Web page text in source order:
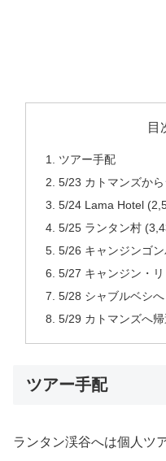
目
ツアー手配
5/23 カトマンズか
5/24 Lama Hotel
5/25 ランタン村
5/26 キャンジンゴ
5/27 キャンジン・
5/28 シャブルベシへ
5/29 カトマンズへ帰
ツアー手配
ランタン渓谷へは個人ツ